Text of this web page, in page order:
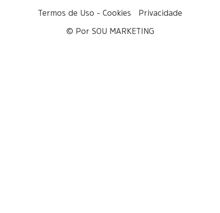
© Por SOU MARKETING
Termos de Uso - Cookies Privacidade